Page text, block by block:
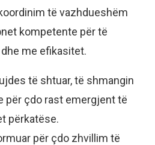
të vazhdueshëm
kompetente për të
me efikasitet.
të shtuar, të shmangin
për çdo rast emergjent të
përkatëse.
për çdo zhvillim të